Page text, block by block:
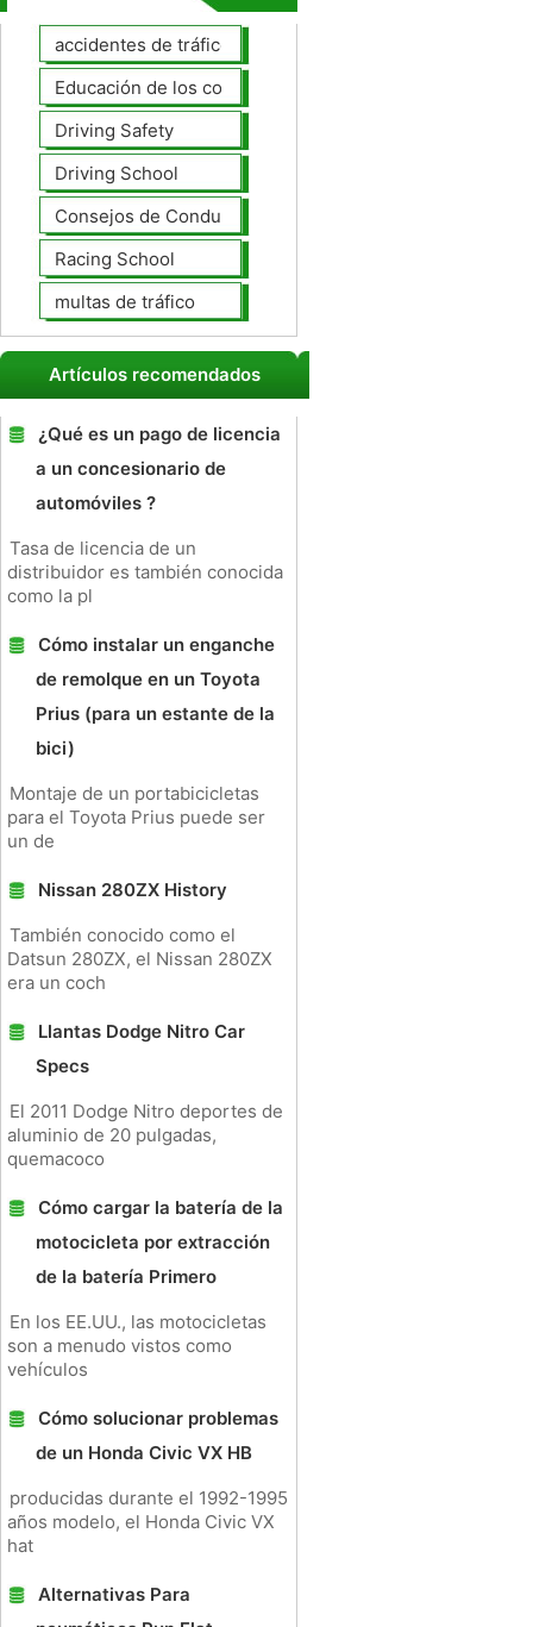
accidentes de tráfico
Educación de los conductores
Driving Safety
Driving School
Consejos de Conducción
Racing School
multas de tráfico
Artículos recomendados
¿Qué es un pago de licencia
a un concesionario de
automóviles ?
Tasa de licencia de un
distribuidor es también conocida
como la pl
Cómo instalar un enganche
de remolque en un Toyota
Prius (para un estante de la
bici)
Montaje de un portabicicletas
para el Toyota Prius puede ser
un de
Nissan 280ZX History
También conocido como el
Datsun 280ZX, el Nissan 280ZX
era un coch
Llantas Dodge Nitro Car
Specs
El 2011 Dodge Nitro deportes de
aluminio de 20 pulgadas,
quemacoco
Cómo cargar la batería de la
motocicleta por extracción
de la batería Primero
En los EE.UU., las motocicletas
son a menudo vistos como
vehículos
Cómo solucionar problemas
de un Honda Civic VX HB
producidas durante el 1992-1995
años modelo, el Honda Civic VX
hat
Alternativas Para